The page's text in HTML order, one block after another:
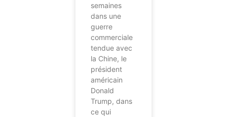
semaines
dans une
guerre
commerciale
tendue avec
la Chine, le
président
américain
Donald
Trump, dans
ce qui